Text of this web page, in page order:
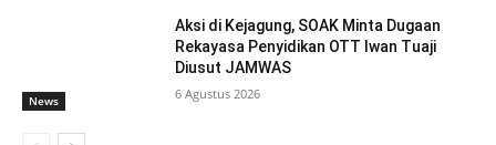
News
Aksi di Kejagung, SOAK Minta Dugaan
Rekayasa Penyidikan OTT Iwan Tuaji
Diusut JAMWAS
6 Agustus 2026